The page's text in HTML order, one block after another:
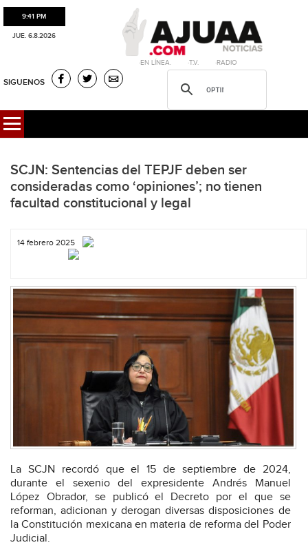
9:41 PM
JUE. 6.8.2026
·EN LÍNEA. ·T.V. ·RADIO
SIGUENOS
SCJN: Sentencias del TEPJF deben ser
consideradas como ‘opiniones’; no tienen
facultad constitucional y legal
14 febrero 2025
La SCJN recordó que el 15 de septiembre de 2024,
durante el sexenio del expresidente Andrés Manuel
López Obrador, se publicó el Decreto por el que se
reforman, adicionan y derogan diversas disposiciones de
la Constitución mexicana en materia de reforma del Poder
Judicial.